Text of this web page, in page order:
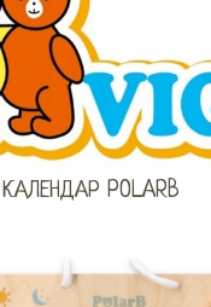
POLARB